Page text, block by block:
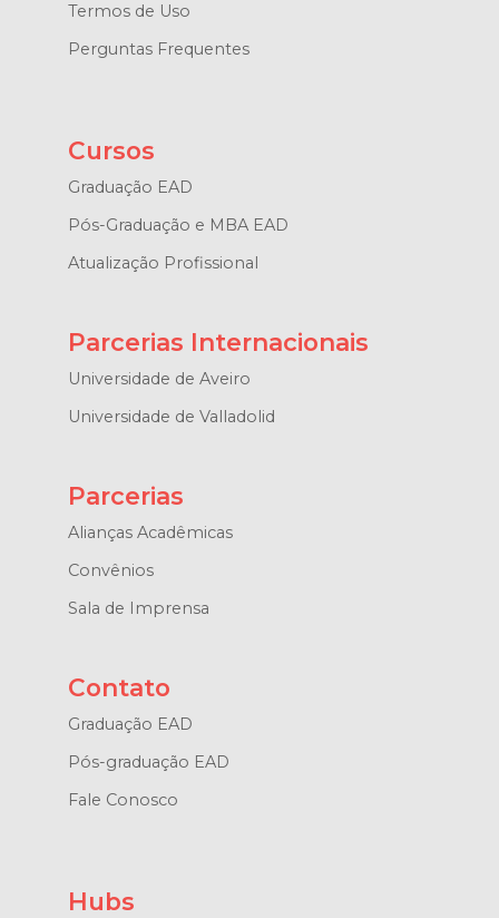
Termos de Uso
Perguntas Frequentes
Cursos
Graduação EAD
Pós-Graduação e MBA EAD
Atualização Profissional
Parcerias Internacionais
Universidade de Aveiro
Universidade de Valladolid
Parcerias
Alianças Acadêmicas
Convênios
Sala de Imprensa
Contato
Graduação EAD
Pós-graduação EAD
Fale Conosco
Hubs